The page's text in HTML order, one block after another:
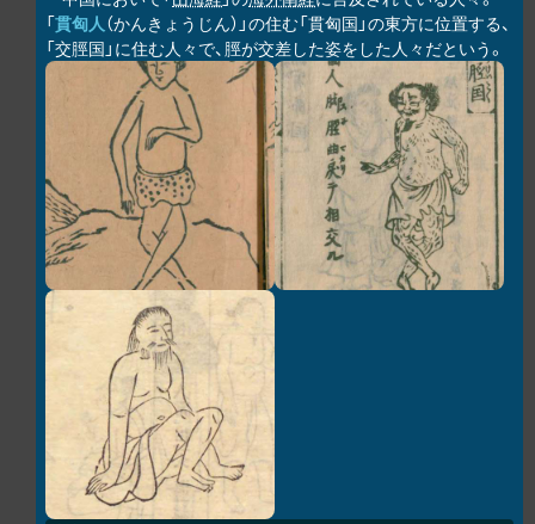
「貫匈人（かんきょうじん）」の住む「貫匈国」の東方に位置する、
「交脛国」に住む人々で、脛が交差した姿をした人々だという。